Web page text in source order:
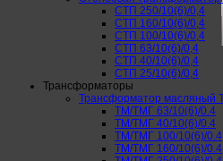
СТП 250/10(6)/0,4
СТП 160/10(6)/0,4
СТП 100/10(6)/0,4
СТП 63/10(6)/0,4
СТП 40/10(6)/0,4
СТП 25/10(6)/0,4
Трансформаторы
Трансформатор масляный
ТМ/ТМГ 63/10(6)/0.4
ТМ/ТМГ 40/10(6)/0.4
ТМ/ТМГ 100/10(6)/0.4
ТМ/ТМГ 160/10(6)/0.4